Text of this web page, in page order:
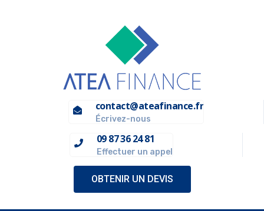
contact@ateafinance.fr
Écrivez-nous
09 87 36 24 81
Effectuer un appel
OBTENIR UN DEVIS